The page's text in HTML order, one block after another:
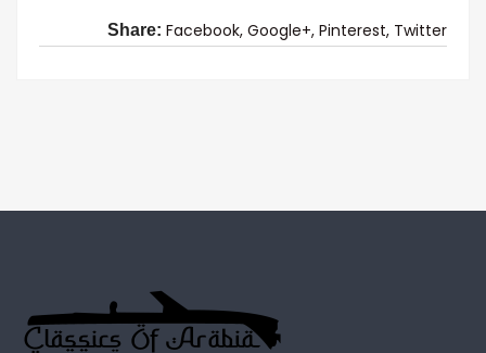
Share: Facebook, Google+, Pinterest, Twitter